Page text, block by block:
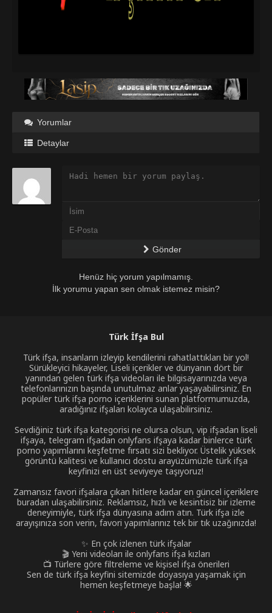
Yorumlar
Detaylar
Gönder
Henüz hiç yorum yapılmamış.
İlk yorumu yapan sen olmak istemez misin?
Türk İfşa Bul
Türk ifşa, insanların izleyip kendilerini rahatlattıkları bir yol!
Sürükleyici hikayeler, Liseli içerikler ve dünyanın dört bir
yanından gelen türk ifşa videoları ile bilgisayarınızda veya
telefonlarınızın başında unutulmaz anlar yaşayabilirsiniz. En
popüler türk ifşa porno içeriklerini sunan platformumuzda,
aradığınız ifşaları kolayca ulaşabilirsiniz.
Sevdiğiniz türk ifşa kategorisi ne olursa olsun, vip ifşadan liseli
ifşaya, telegram ifşadan onlyfans ifşaya kadar binlerce türk
porno yapımlarını keşfetme fırsatı sizi bekliyor. Üstelik yüksek
görüntü kalitesi ve kullanıcı dostu arayüzümüzle türk ifşa
keyfinizi en üst seviyeye taşıyoruz!
Zamansız favori ifşalara çıkan hitlere kadar en güncel içeriklere
buradan ulaşabilirsiniz. Reklamsız, hızlı ve kesintisiz bir izleme
deneyimiyle, türk ifşa dünyasına adım atın. Türk ifşa izle
arayışınıza son verin, favori yapımlarınız tek bir tık uzağınızda!
✨ En çok izlenen türk ifşalar
🎬 Yeni videoları ile onlyfans ifşa kızları
📺 Türlere göre filtreleme ve kişisel ifşa önerileri
Sen de türk ifşa keyfini sitemizde doyasıya yaşamak için
hemen keşfetmeye başla! 🌟